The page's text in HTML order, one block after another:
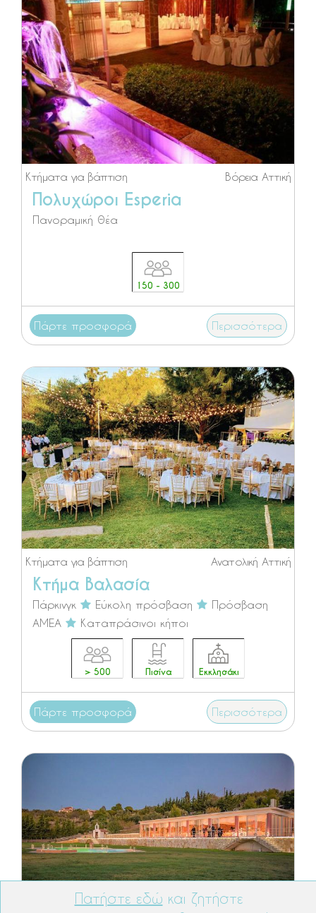
Βόρεια Αττική
Κτήματα για βάπτιση
Πολυχώροι Esperia
Πανοραμική θέα
150 - 300
Πάρτε προσφορά Περισσότερα
Ανατολική Αττική
Κτήματα για βάπτιση
Κτήμα Βαλασία
Πάρκινγκ Εύκολη πρόσβαση
Πρόσβαση
ΑΜΕΑ
Καταπράσινοι κήποι
> 500 Πισίνα Εκκλησάκι
Πάρτε προσφορά Περισσότερα
Πατήστε εδώ και ζητήστε